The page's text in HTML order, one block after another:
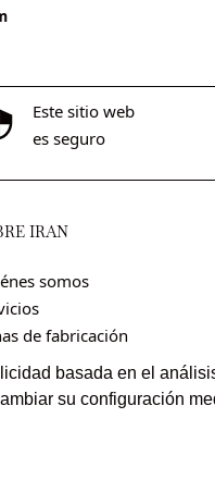
Este sitio web
es seguro
IRÁN
somos
de fabricación
las alfombras
basada en el
su configuración